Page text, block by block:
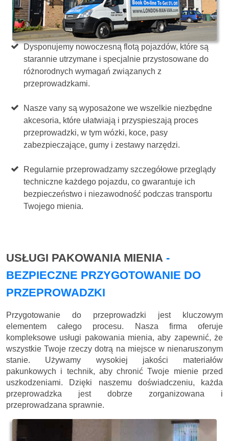
Dysponujemy nowoczesną flotą pojazdów, które są
starannie utrzymane i specjalnie przystosowane do
różnorodnych wymagań związanych z
przeprowadzkami.
Nasze vany są wyposażone we wszelkie niezbędne
akcesoria, które ułatwiają i przyspieszają proces
przeprowadzki, w tym wózki, koce, pasy
zabezpieczające, gumy i zestawy narzędzi.
Regularnie przeprowadzamy szczegółowe przeglądy
techniczne każdego pojazdu, co gwarantuje ich
bezpieczeństwo i niezawodność podczas transportu
Twojego mienia.
USŁUGI PAKOWANIA MIENIA -
BEZPIECZNE PRZYGOTOWANIE DO
PRZEPROWADZKI
Przygotowanie do przeprowadzki jest kluczowym
elementem całego procesu. Nasza firma oferuje
kompleksowe usługi pakowania mienia, aby zapewnić, że
wszystkie Twoje rzeczy dotrą na miejsce w nienaruszonym
stanie. Używamy wysokiej jakości materiałów
pakunkowych i technik, aby chronić Twoje mienie przed
uszkodzeniami. Dzięki naszemu doświadczeniu, każda
przeprowadzka jest dobrze zorganizowana i
przeprowadzana sprawnie.